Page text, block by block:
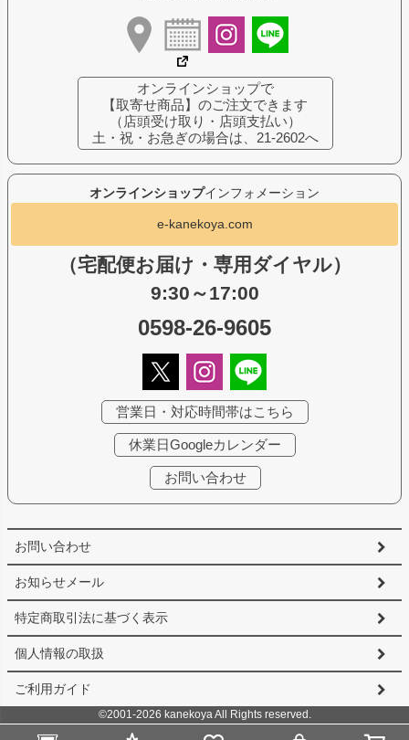
お問い合わせ
お知らせメール
特定商取引法に基づく表示
個人情報の取扱
ご利用ガイド
オンラインショップインフォメーション
e-kanekoya.com
（宅配便お届け・専用ダイヤル）
9:30～17:00
0598-26-9605
営業日・対応時間帯はこちら
休業日Googleカレンダー
お問い合わせ
オンラインショップで
【取寄せ商品】のご注文できます
（店頭受け取り・店頭支払い）
土・祝・お急ぎの場合は、21-2602へ
©2001-2026 kanekoya All Rights reserved.